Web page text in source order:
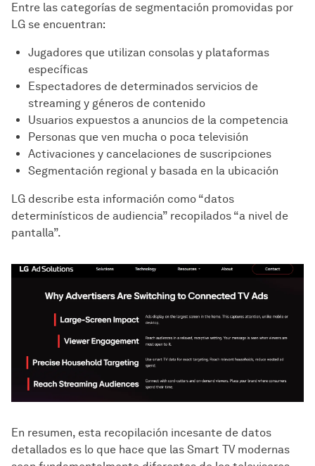
Entre las categorías de segmentación promovidas por
LG se encuentran:
Jugadores que utilizan consolas y plataformas
específicas
Espectadores de determinados servicios de
streaming y géneros de contenido
Usuarios expuestos a anuncios de la competencia
Personas que ven mucha o poca televisión
Activaciones y cancelaciones de suscripciones
Segmentación regional y basada en la ubicación
LG describe esta información como “datos
determinísticos de audiencia” recopilados “a nivel de
pantalla”.
En resumen, esta recopilación incesante de datos
detallados es lo que hace que las Smart TV modernas